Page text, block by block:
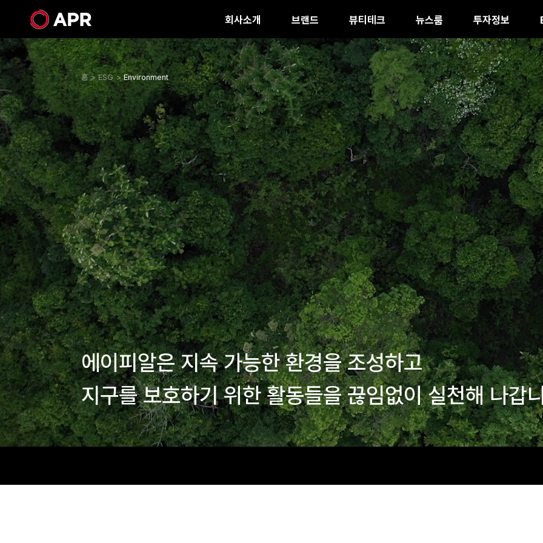
에
이
피
알
회사소개
회사개요 CI
브랜드
뷰티
메디큐브(MEDICUBE)
에이프릴스킨(APRILSKIN)
포맨트(FORMENT)
이너뷰티
글램디 바이오(GLAM.D Bio)
패션
엔디와이(NDY)
뷰티테크 뉴스룸 투자정보
IR 자료
실적자료
IR 일정
공고 주주환원
주주환원정책 및 현황
주주구성
재무정보
재무하이라이트
감사보고서
사업보고서
기업지배구조보고서
ESG Overview Environment
사업장 환경 관리
제품 환경영향 관리
제품 포장재 재활용 정보
Social
직원 성장과 역량 개발
사회공헌
안전보건
정보보호
제품 안전 관리
Governance
기업지배구조
컴플라이언스
홈 ESG Environment
에이피알은 지속 가능한 환경을 조성하고
지구를 보호하기 위한 활동들을 끊임없이 실천해 나갑